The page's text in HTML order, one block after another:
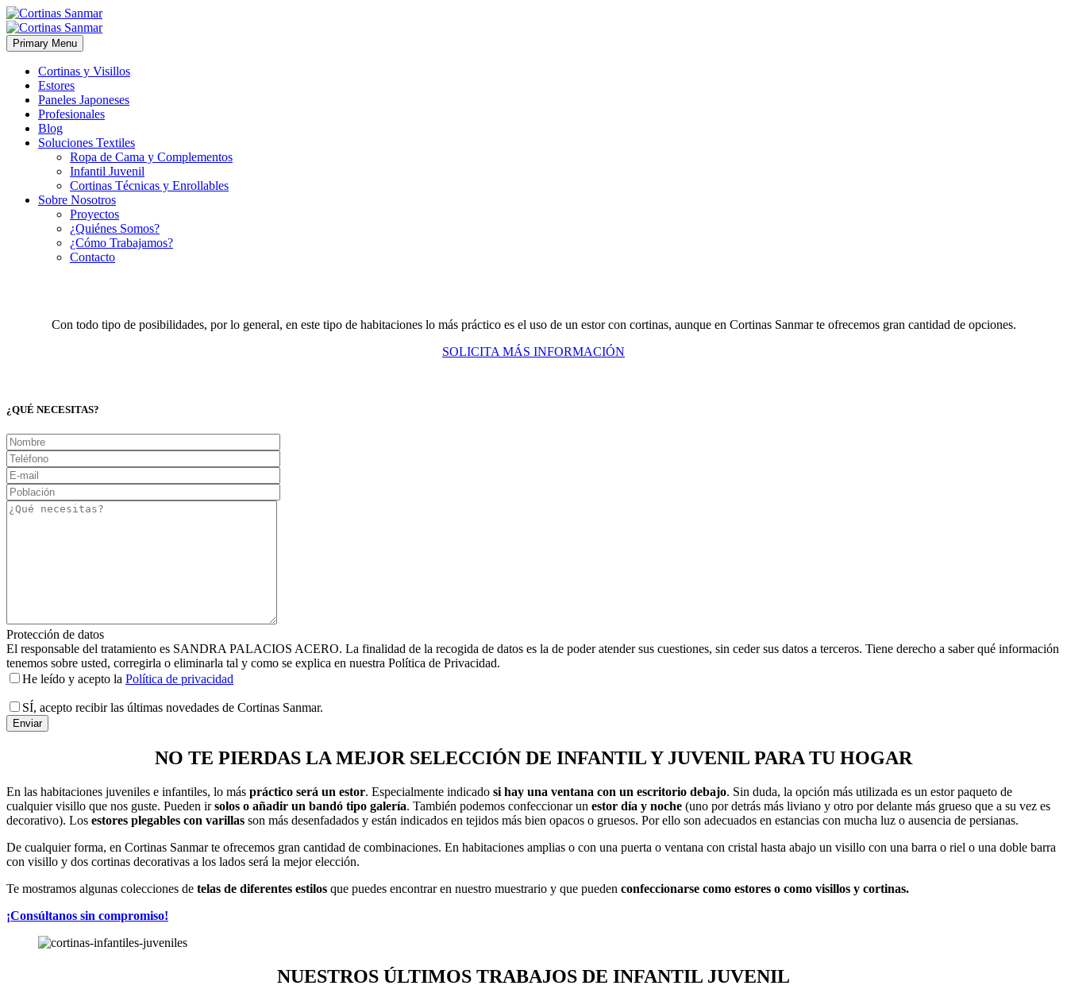
Primary Menu
Cortinas y Visillos
Estores
Paneles Japoneses
Profesionales
Blog
Soluciones Textiles
Ropa de Cama y Complementos
Infantil Juvenil
Cortinas Técnicas y Enrollables
Sobre Nosotros
Proyectos
¿Quiénes Somos?
¿Cómo Trabajamos?
Contacto
Con todo tipo de posibilidades, por lo general, en este tipo de habitaciones lo más práctico es el uso de un estor con cortinas, aunque en Cortinas Sanmar te ofrecemos gran cantidad de opciones.
SOLICITA MÁS INFORMACIÓN
¿QUÉ NECESITAS?
Protección de datos
El responsable del tratamiento es SANDRA PALACIOS ACERO. La finalidad de la recogida de datos es la de poder atender sus cuestiones, sin ceder sus datos a terceros. Tiene derecho a saber qué información
tenemos sobre usted, corregirla o eliminarla tal y como se explica en nuestra Política de Privacidad.
He leído y acepto la Política de privacidad
SÍ, acepto recibir las últimas novedades de Cortinas Sanmar.
NO TE PIERDAS LA MEJOR SELECCIÓN DE INFANTIL Y JUVENIL PARA TU HOGAR
En las habitaciones juveniles e infantiles, lo más práctico será un estor. Especialmente indicado si hay una ventana con un escritorio debajo. Sin duda, la opción más utilizada es un estor paqueto de
cualquier visillo que nos guste. Pueden irsolos o añadir un bandó tipo galería. También podemos confeccionar un estor día y noche (uno por detrás más liviano y otro por delante más grueso que a su vez es
decorativo). Los estores plegables con varillas son más desenfadados y están indicados en tejidos más bien opacos o gruesos. Por ello son adecuados en estancias con mucha luz o ausencia de persianas.
De cualquier forma, en Cortinas Sanmar te ofrecemos gran cantidad de combinaciones. En habitaciones amplias o con una puerta o ventana con cristal hasta abajo un visillo con una barra o riel o una doble barra
con visillo y dos cortinas decorativas a los lados será la mejor elección.
Te mostramos algunas colecciones de telas de diferentes estilos que puedes encontrar en nuestro muestrario y que pueden confeccionarse como estores o como visillos y cortinas.
¡Consúltanos sin compromiso!
NUESTROS ÚLTIMOS TRABAJOS DE INFANTIL JUVENIL